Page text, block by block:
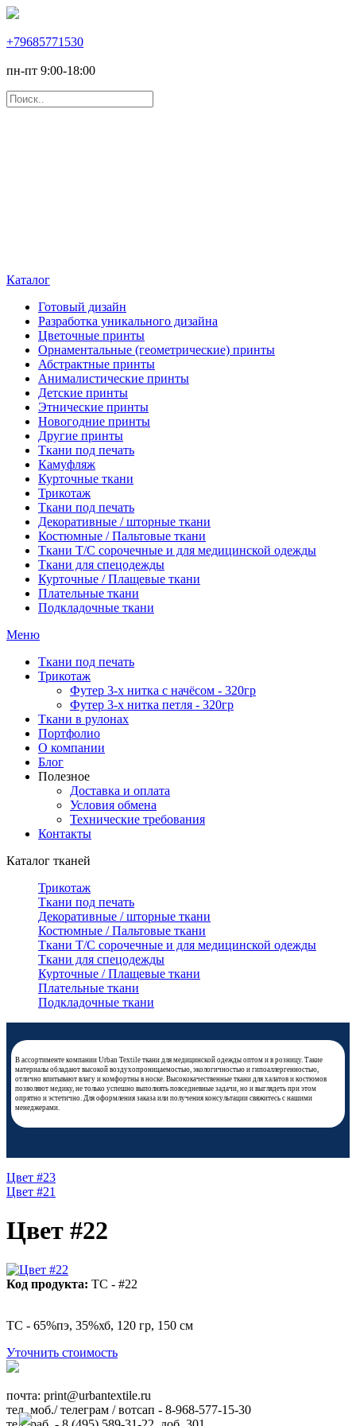
+79685771530
пн-пт 9:00-18:00
Каталог
Готовый дизайн
Разработка уникального дизайна
Цветочные принты
Орнаментальные (геометрические) принты
Абстрактные принты
Анималистические принты
Детские принты
Этнические принты
Новогодние принты
Другие принты
Ткани под печать
Камуфляж
Курточные ткани
Трикотаж
Ткани под печать
Декоративные / шторные ткани
Костюмные / Пальтовые ткани
Ткани Т/С сорочечные и для медицинской одежды
Ткани для спецодежды
Курточные / Плащевые ткани
Плательные ткани
Подкладочные ткани
Меню
Ткани под печать
Трикотаж
Футер 3-х нитка с начёсом - 320гр
Футер 3-х нитка петля - 320гр
Ткани в рулонах
Портфолио
О компании
Блог
Полезное
Доставка и оплата
Условия обмена
Технические требования
Контакты
Каталог тканей
Трикотаж
Ткани под печать
Декоративные / шторные ткани
Костюмные / Пальтовые ткани
Ткани Т/С сорочечные и для медицинской одежды
Ткани для спецодежды
Курточные / Плащевые ткани
Плательные ткани
Подкладочные ткани
В ассортименте компании Urban Textile ткани для медицинской одежды оптом и в розницу. Такие
материалы обладают высокой воздухопроницаемостью, экологичностью и гипоаллергенностью,
отлично впитывают влагу и комфортны в носке. Высококачественные ткани для халатов и костюмов
позволяют медику, не только успешно выполнять повседневные задачи, но и выглядеть при этом
опрятно и эстетично. Для оформления заказа или получения консультации свяжитесь с нашими
менеджерами.
Цвет #23
Цвет #21
Цвет #22
Код продукта: ТС - #22
ТС - 65%пэ, 35%хб, 120 гр, 150 см
Уточнить стоимость
почта: ​print@urbantextile.ru
тел. моб./ телеграм / вотсап - 8-968-577-15-30